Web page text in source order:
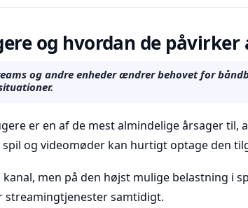
og hvordan de påvirker
og andre enheder ændrer behovet for
er en af de mest almindelige årsager til,
og videomøder kan hurtigt optage den
men på den højst mulige belastning i
streamingtjenester samtidigt.